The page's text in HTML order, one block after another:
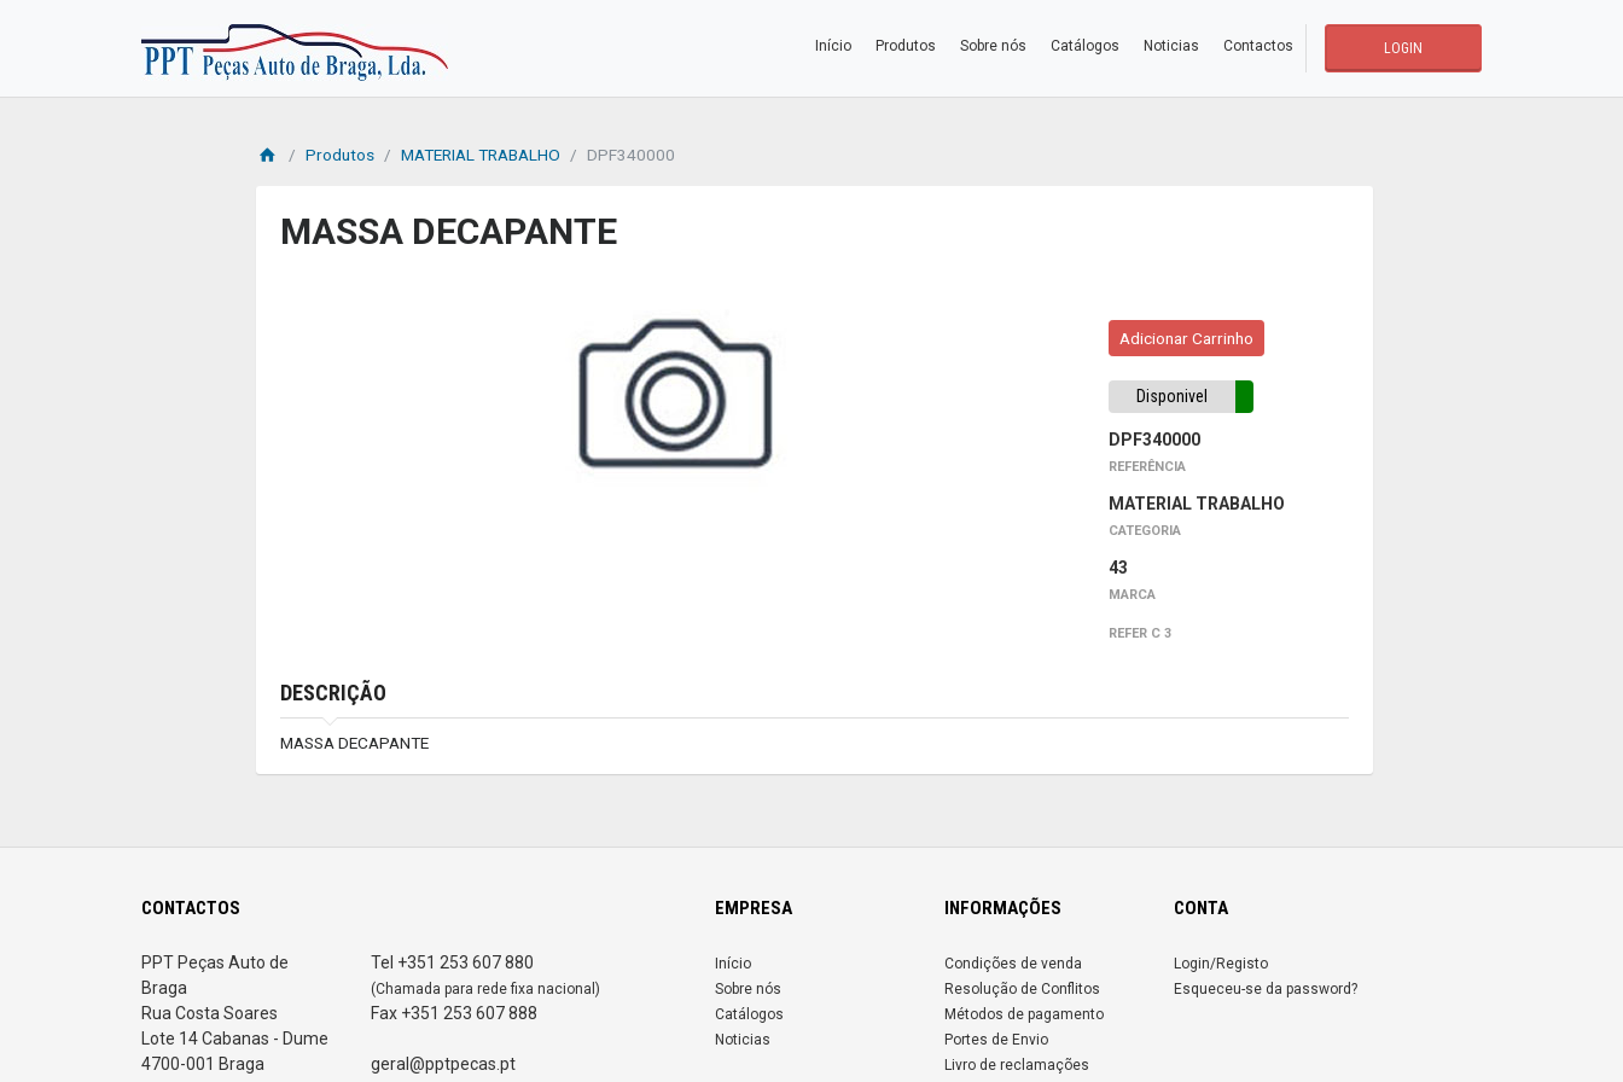
Início Produtos Sobre nós Catálogos Noticias Contactos LOGIN
Produtos MATERIAL TRABALHO DPF340000
MASSA DECAPANTE
Adicionar Carrinho
Disponivel
DPF340000
REFERÊNCIA
MATERIAL TRABALHO
CATEGORIA
43
MARCA
REFER C 3
DESCRIÇÃO
MASSA DECAPANTE
CONTACTOS
PPT Peças Auto de
Braga
Rua Costa Soares
Lote 14 Cabanas - Dume
4700-001 Braga
Tel +351 253 607 880
(Chamada para rede fixa nacional)
Fax +351 253 607 888
geral@pptpecas.pt
EMPRESA
Início
Sobre nós
Catálogos
Noticias
INFORMAÇÕES
Condições de venda
Resolução de Conflitos
Métodos de pagamento
Portes de Envio
Livro de reclamações
CONTA
Login/Registo
Esqueceu-se da password?